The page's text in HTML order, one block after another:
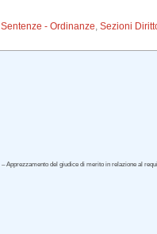
Sentenze - Ordinanze,Sezioni
del giudice di merito in relazione al